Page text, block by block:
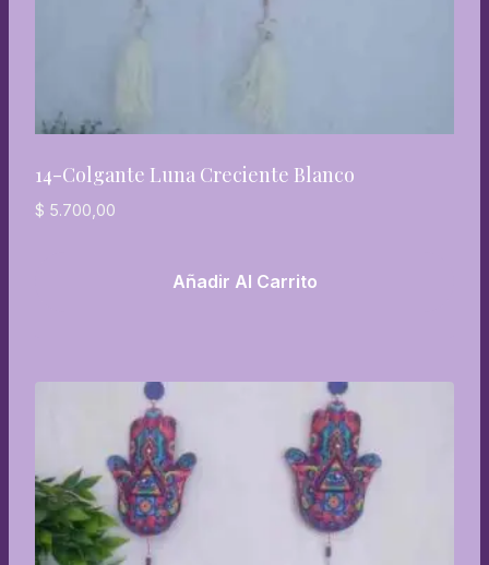
14-Colgante Luna Creciente Blanco
$ 5.700,00
Añadir Al Carrito